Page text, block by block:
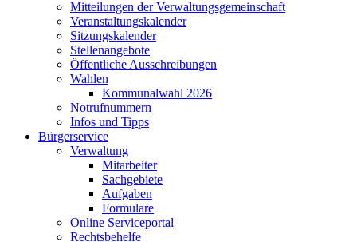
Mitteilungen der Verwaltungsgemeinschaft
Veranstaltungskalender
Sitzungskalender
Stellenangebote
Öffentliche Ausschreibungen
Wahlen
Kommunalwahl 2026
Notrufnummern
Infos und Tipps
Bürgerservice
Verwaltung
Mitarbeiter
Sachgebiete
Aufgaben
Formulare
Online Serviceportal
Rechtsbehelfe